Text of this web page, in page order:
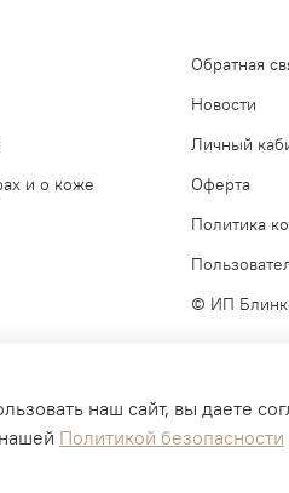
и о коже
Обратная
Новости
Личный
Оферта
Политика
© ИП
создан на inSales
наш сайт, вы даете
Политикой безопасности